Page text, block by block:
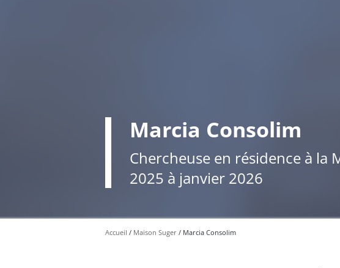
Marcia Consolim
Chercheuse en résidence à la
2025 à janvier 2026
Accueil Maison Suger Marcia Consolim